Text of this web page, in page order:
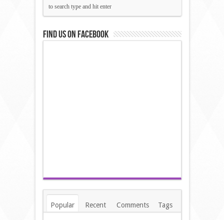
Find us on Facebook
Popular Recent Comments Tags